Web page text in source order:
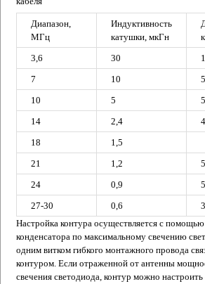
Диапазон,
МГц
Индуктивность
катушки, мкГн
3,6
30
7
10
10
5
14
2,4
18
1,5
21
1,2
24
0,9
27-30
0,6
Настройка контура осуществляется с
конденсатора по максимальному свечению
одним витком гибкого монтажного провода
контуром. Если отраженной от антенны
свечения светодиода, контур можно